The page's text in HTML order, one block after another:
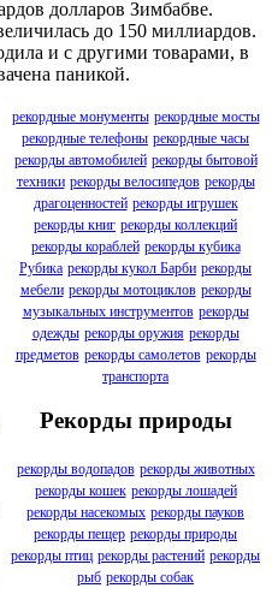
долларов Зимбабве.
до 150 миллиардов.
и с другими товарами, в
паникой.
рекордные монументы рекордные мосты
рекордные телефоны рекордные часы
рекорды автомобилей рекорды бытовой
техники рекорды велосипедов рекорды
драгоценностей рекорды игрушек
рекорды книг рекорды коллекций
рекорды кораблей рекорды кубика
Рубика рекорды кукол Барби рекорды
мебели рекорды мотоциклов рекорды
музыкальных инструментов рекорды
одежды рекорды оружия рекорды
предметов рекорды самолетов рекорды
транспорта
Рекорды природы
рекорды водопадов рекорды животных
рекорды кошек рекорды лошадей
рекорды насекомых рекорды пауков
рекорды пещер рекорды природы
рекорды птиц рекорды растений рекорды
рыб рекорды собак